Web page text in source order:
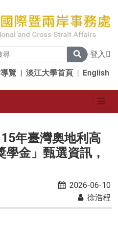
登入
覽 | 淡江大學首頁 | English
年臺灣奧地利高
金」甄選資訊，
2026-06-10
徐浩程